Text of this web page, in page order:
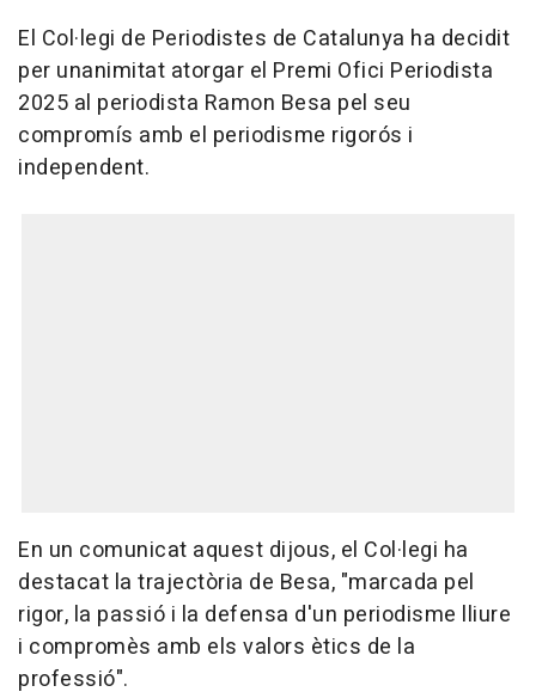
El Col·legi de Periodistes de Catalunya ha decidit
per unanimitat atorgar el Premi Ofici Periodista
2025 al periodista Ramon Besa pel seu
compromís amb el periodisme rigorós i
independent.
En un comunicat aquest dijous, el Col·legi ha
destacat la trajectòria de Besa, "marcada pel
rigor, la passió i la defensa d'un periodisme lliure
i compromès amb els valors ètics de la
professió".